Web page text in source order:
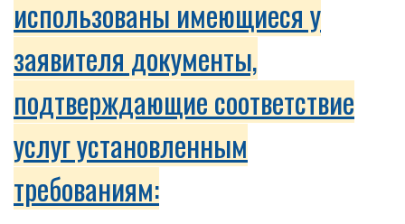
использованы имеющиеся у
заявителя документы,
подтверждающие соответствие
услуг установленным
требованиям: